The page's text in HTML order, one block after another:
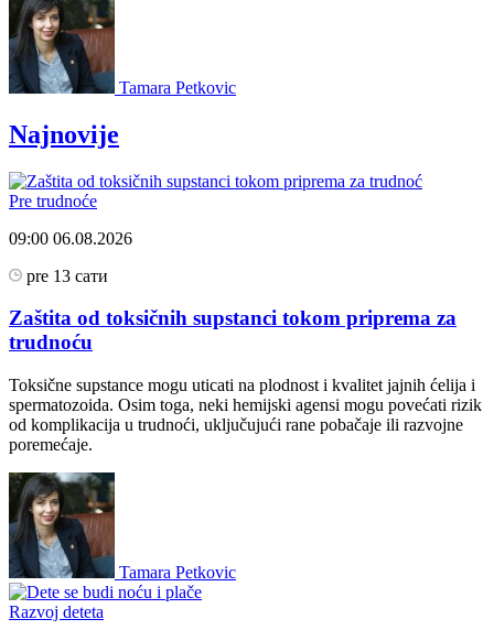
Tamara Petkovic
Najnovije
Pre trudnoće
09:00 06.08.2026
pre 13 сати
Zaštita od toksičnih supstanci tokom priprema za
trudnoću
Toksične supstance mogu uticati na plodnost i kvalitet jajnih ćelija i
spermatozoida. Osim toga, neki hemijski agensi mogu povećati rizik
od komplikacija u trudnoći, uključujući rane pobačaje ili razvojne
poremećaje.
Tamara Petkovic
Razvoj deteta